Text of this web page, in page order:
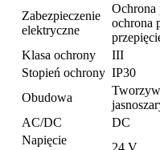
Zabezpieczenie
elektryczne
Ochrona
ochrona
Klasa ochrony
III
Stopień ochrony IP30
Obudowa
AC/DC
DC
Napięcie
24 V